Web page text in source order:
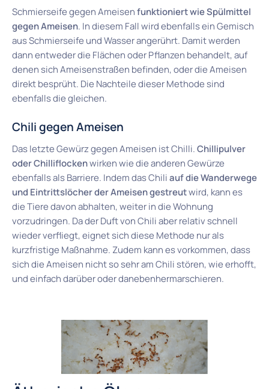
Schmierseife gegen Ameisenfunktioniert wie Spülmittel
gegen Ameisen. In diesem Fall wird ebenfalls ein Gemisch
aus Schmierseife und Wasser angerührt. Damit werden
dann entweder die Flächen oder Pflanzen behandelt, auf
denen sich Ameisenstraßen befinden, oder die Ameisen
direkt besprüht. Die Nachteile dieser Methode sind
ebenfalls die gleichen.
Chili gegen Ameisen
Das letzte Gewürz gegen Ameisen ist Chilli.Chillipulver
oder Chilliflockenwirken wie die anderen Gewürze
ebenfalls als Barriere. Indem das Chiliauf die Wanderwege
und Eintrittslöcher der Ameisen gestreutwird, kann es
die Tiere davon abhalten, weiter in die Wohnung
vorzudringen. Da der Duft von Chili aber relativ schnell
wieder verfliegt, eignet sich diese Methode nur als
kurzfristige Maßnahme. Zudem kann es vorkommen, dass
sich die Ameisen nicht so sehr am Chili stören, wie erhofft,
und einfach darüber oder danebenhermarschieren.